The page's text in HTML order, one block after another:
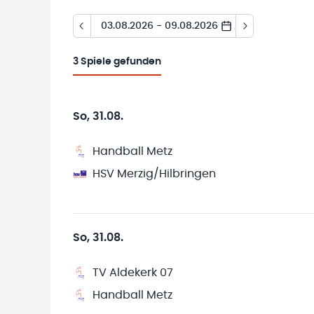
03.08.2026 - 09.08.2026
3 Spiele gefunden
So, 31.08.
Handball Metz
HSV Merzig/Hilbringen
So, 31.08.
TV Aldekerk 07
Handball Metz